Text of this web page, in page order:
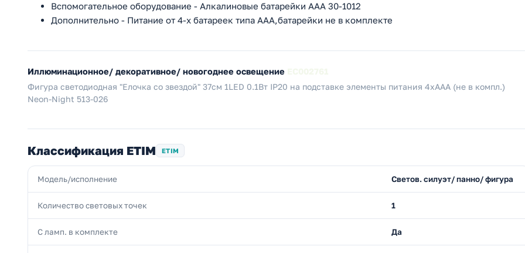
Вспомогательное оборудование - Алкалиновые батарейки AAA 30-1012
Дополнительно - Питание от 4-х батареек типа AAA,батарейки не в комплекте
Иллюминационное/ декоративное/ новогоднее освещение
Фигура светодиодная "Елочка со звездой" 37см 1LED 0.1Вт IP20 на подставке элементы питания 4хAAA (не в компл.)
Neon-Night 513-026
Классификация ETIM ETIM
Модель/исполнение Светов. силуэт/ панно/ фигура
Количество световых точек 1
С ламп. в комплекте Да